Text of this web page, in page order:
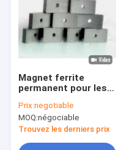
Magnet ferrite
permanent pour les
norme ISO/Technique
Prix:negotiable
MOQ:négociable
Trouvez les derniers prix